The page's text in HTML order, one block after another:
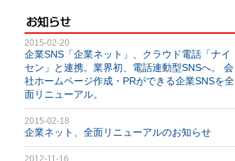
2015-02-20
企業SNS「企業ネット」、クラウド電話「ナイ
セン」と連携。業界初、電話連動型SNSへ。 会
社ホームページ作成・PRができる企業SNSを全
面リニューアル。
2015-02-18
企業ネット、全面リニューアルのお知らせ
2012-11-16